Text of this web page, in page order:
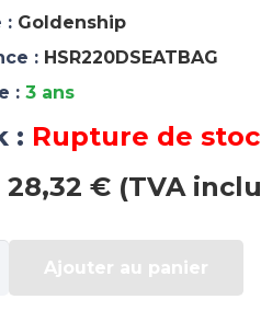
: Goldenship
: HSR220DSEATBAG
: 3 ans
: Rupture de
28,32 € (TVA
Ajouter au panier